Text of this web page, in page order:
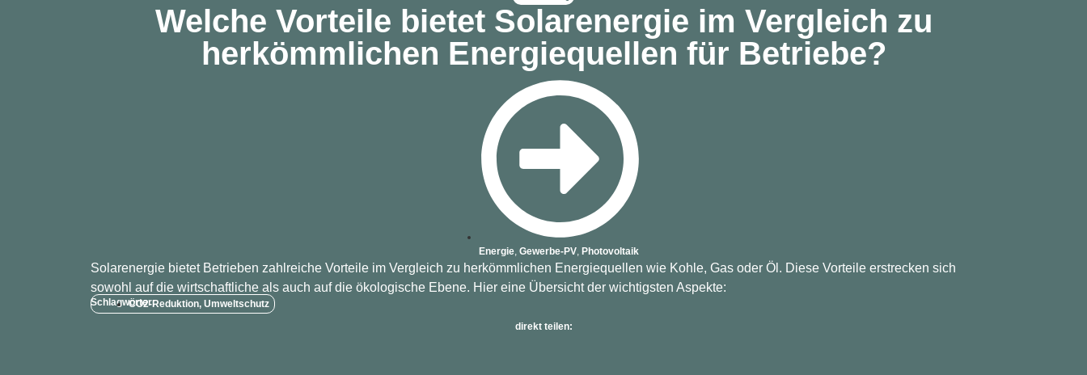
Welche Vorteile bietet Solarenergie im Vergleich zu
herkömmlichen Energiequellen für Betriebe?
Energie, Gewerbe-PV, Photovoltaik
Solarenergie bietet Betrieben zahlreiche Vorteile im Vergleich zu herkömmlichen Energiequellen wie Kohle, Gas oder Öl. Diese Vorteile erstrecken sich
sowohl auf die wirtschaftliche als auch auf die ökologische Ebene. Hier eine Übersicht der wichtigsten Aspekte:
Schlagwörter:CO2-Reduktion, Umweltschutz
direkt teilen: